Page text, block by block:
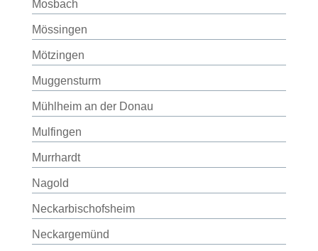
Mosbach
Mössingen
Mötzingen
Muggensturm
Mühlheim an der Donau
Mulfingen
Murrhardt
Nagold
Neckarbischofsheim
Neckargemünd